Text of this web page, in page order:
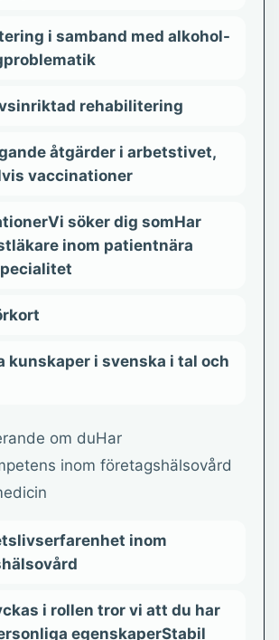
i samband med alkohol-
rehabilitering
åtgärder i arbetstivet,
vaccinationer
söker dig somHar
inom patientnära
kunskaper i svenska i tal och
om duHar
inom företagshälsovård
inom
i rollen tror vi att du har
egenskaperStabil